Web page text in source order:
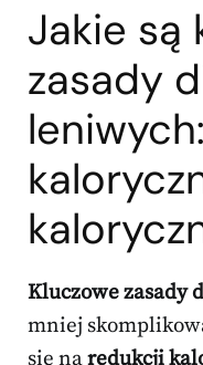
Jakie są
zasady
Kluczowe zasady
mniej
się naredukcji